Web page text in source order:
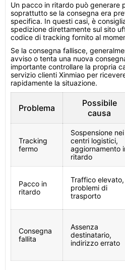
Un pacco in ritardo può generare
soprattutto se la consegna era
specifica. In questi casi, è
spedizione direttamente sul sito
codice di tracking fornito al
Se la consegna fallisce,
avviso o tenta una nuova
importante controllare la propria
servizio clienti Xinmiao per
rapidamente la situazione.
Problema
Possibile
causa
Tracking
fermo
Sospensione nei
centri logistici,
aggiornamento
ritardo
Pacco in
ritardo
Traffico elevato,
problemi di
trasporto
Consegna
fallita
Assenza
destinatario,
indirizzo errato